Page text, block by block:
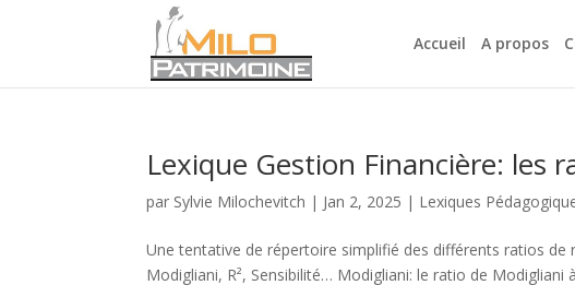
Accueil A propos
Lexique Gestion Financière: les
par Sylvie Milochevitch | Jan 2, 2025 | Lexiques
Une tentative de répertoire simplifié des différents ratios
Modigliani, R², Sensibilité… Modigliani: le ratio de Modigliani